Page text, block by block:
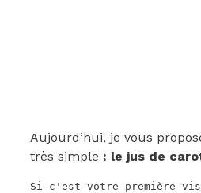
Aujourd’hui, je vous
très simple : le jus de
Si c'est votre première